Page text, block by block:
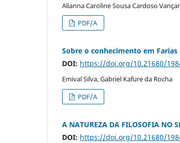
Alianna Caroline Sousa Cardoso
PDF/A
Sobre o conhecimento em
DOI: https://doi.org/10.21680/
Emival Silva, Gabriel Kafure da Rocha
PDF/A
A NATUREZA DA FILOSOFIA NO
DOI: https://doi.org/10.21680/